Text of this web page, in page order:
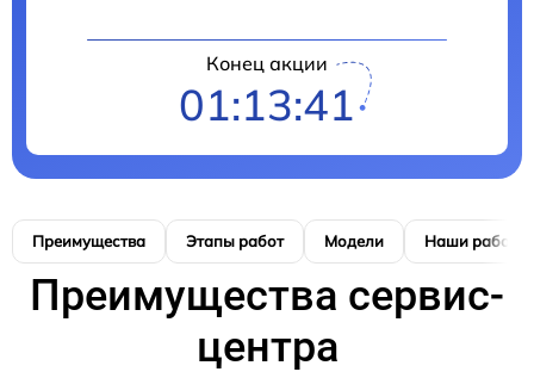
Конец акции
01:13:41
Преимущества Этапы работ Модели Наши работы
Преимущества сервис-
центра